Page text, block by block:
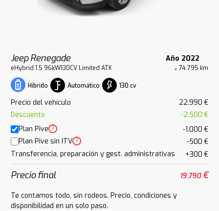
Jeep Renegade Año 2022
eHybrid 1.5 96kW130CV Limited ATX 74.795 km
Híbrido Automático 130 cv
Precio del vehículo
22.990 €
Descuento
-2.500 €
Plan Pive ?
-1.000 €
Plan Pive sin ITV ?
-500 €
Transferencia, preparación y gest. administrativas
+300 €
Precio final 19.790€
Te contamos todo, sin rodeos. Precio, condiciones y
disponibilidad en un solo paso.